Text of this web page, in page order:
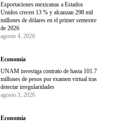
Exportaciones mexicanas a Estados
Unidos crecen 13 % y alcanzan 298 mil
millones de dólares en el primer semestre
de 2026
agosto 4, 2026
Economía
UNAM investiga contrato de hasta 101.7
millones de pesos por examen virtual tras
detectar irregularidades
agosto 3, 2026
Economía